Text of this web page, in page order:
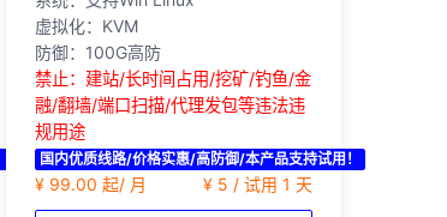
虚拟化：KVM
防御：100G高防
禁止：建站/长时间占用/挖矿/钓鱼/金
融/翻墙/端口扫描/代理发包等违法违
规用途
国内优质线路/价格实惠/高防御/本产品支持试用！
¥ 99.00 起/ 月 ¥ 5 / 试用 1 天